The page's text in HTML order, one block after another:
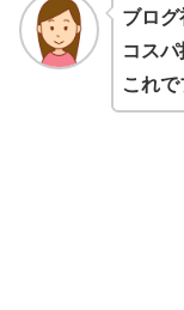
ブロ
コス
これで